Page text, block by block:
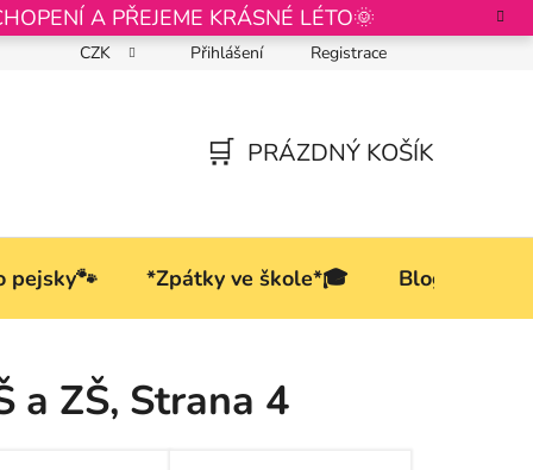
A PŘEJEME KRÁSNÉ LÉTO🌞
Podmínky ochrany osobních údajů
CZK Přihlášení Registrace
KOŠÍK
PRÁZDNÝ KOŠÍK
pejsky🐾 *Zpátky ve škole*🎓 Blog
a ZŠ, Strana 4